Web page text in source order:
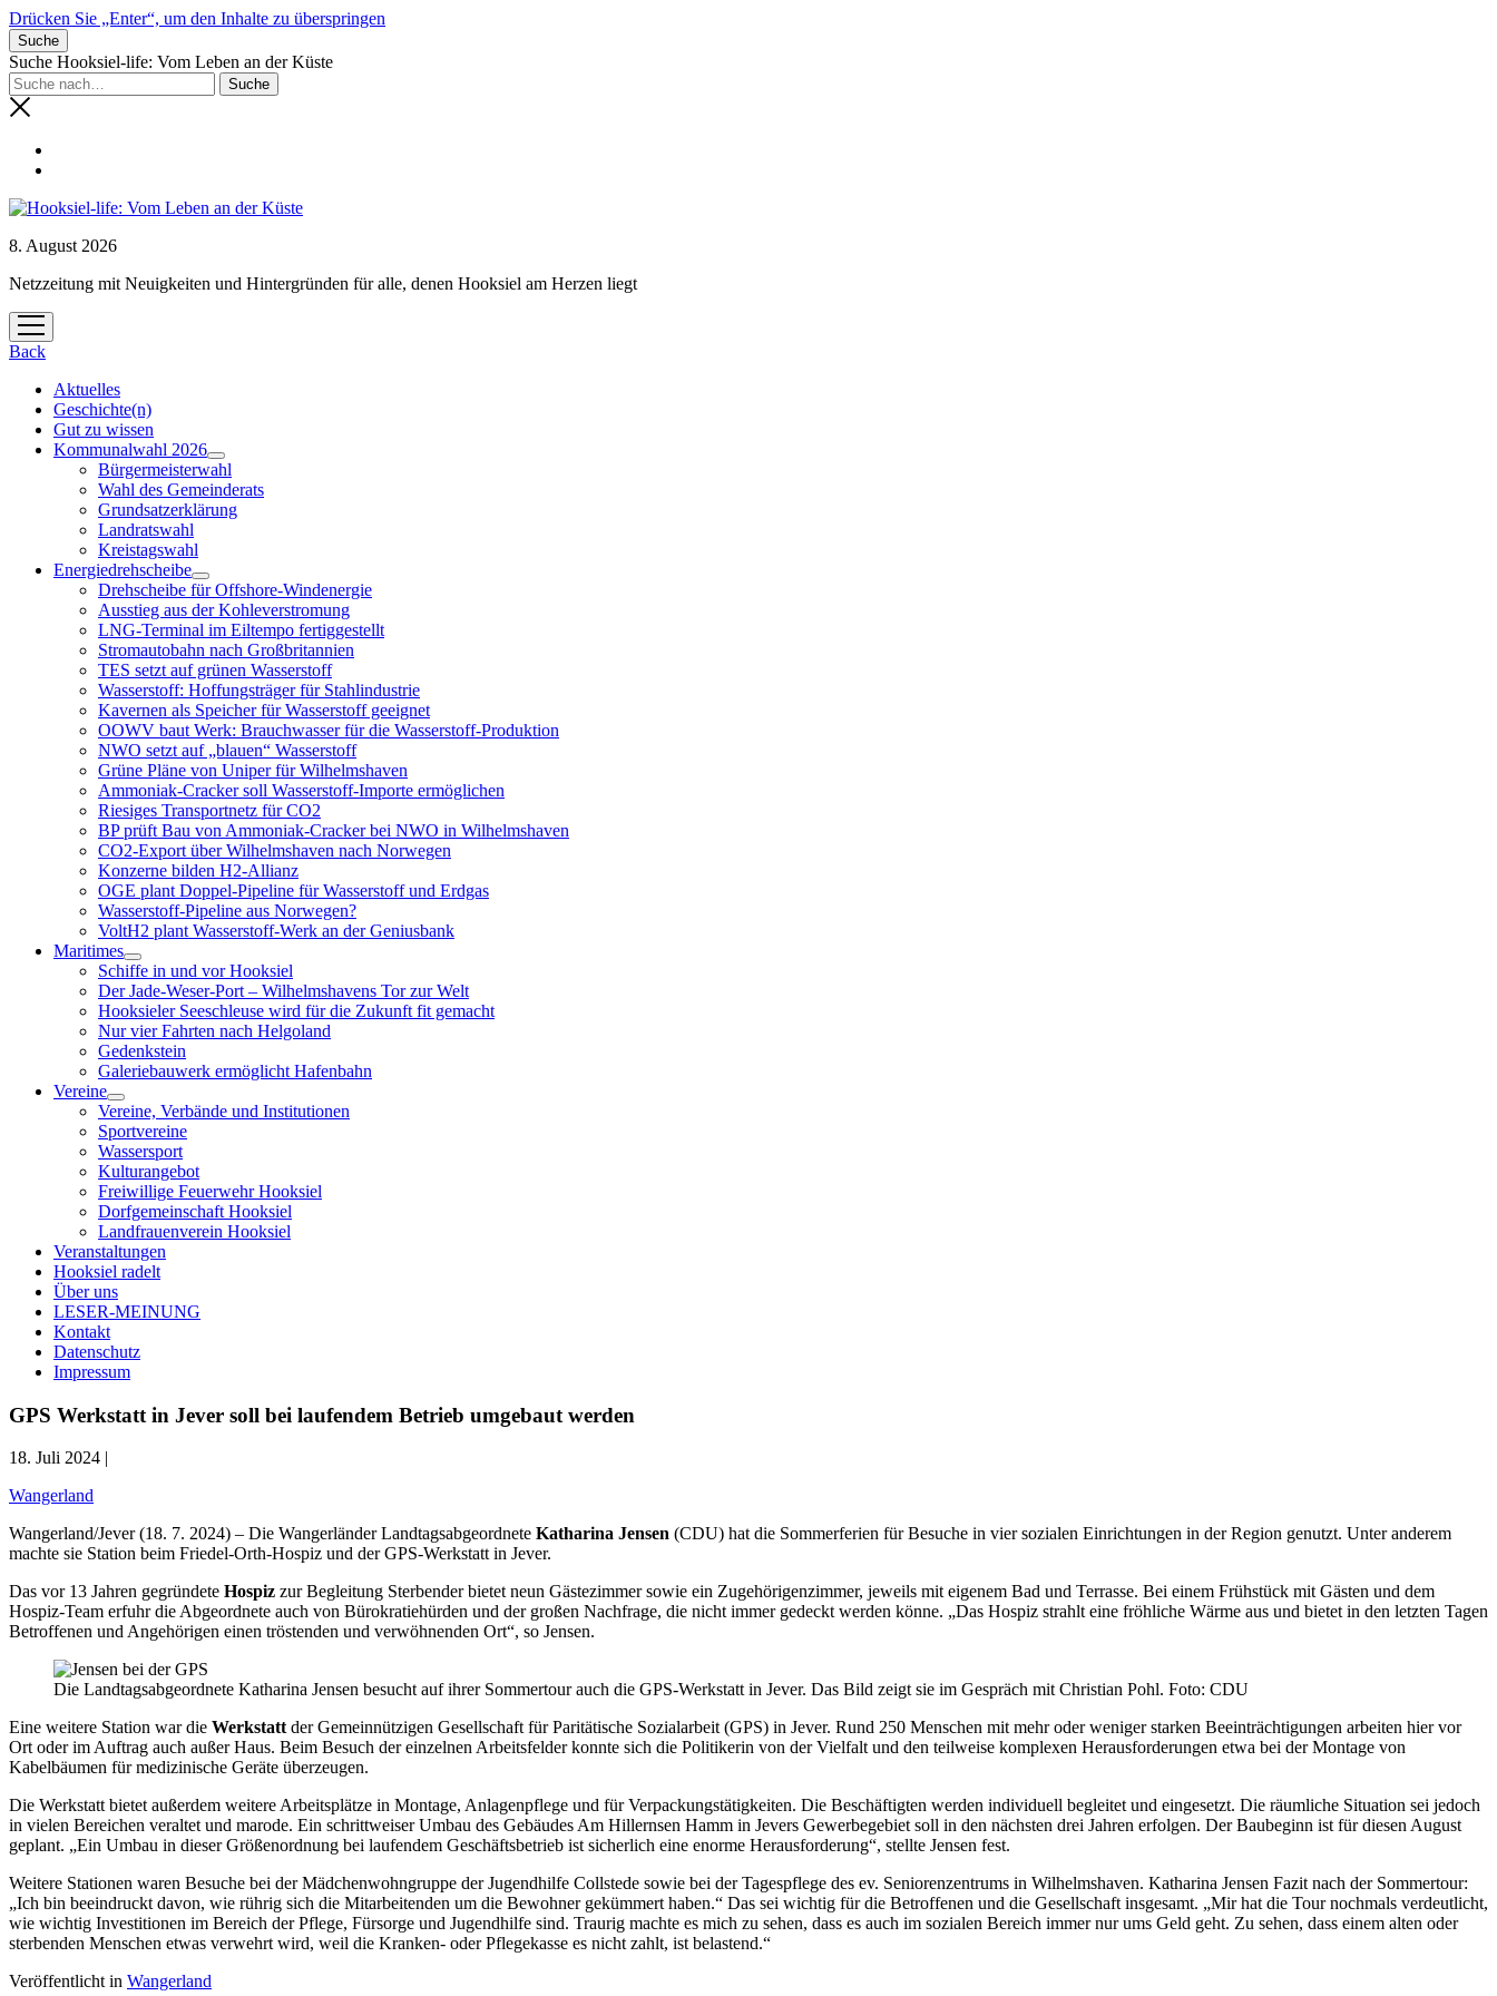
Drücken Sie „Enter“, um den Inhalte zu überspringen
Suche
Suche Hooksiel-life: Vom Leben an der Küste
8. August 2026
Netzzeitung mit Neuigkeiten und Hintergründen für alle, denen Hooksiel am Herzen liegt
Menü
öffnen
Back
Aktuelles
Geschichte(n)
Gut zu wissen
Kommunalwahl 2026
Menü
öffnen
Bürgermeisterwahl
Wahl des Gemeinderats
Grundsatzerklärung
Landratswahl
Kreistagswahl
Energiedrehscheibe
Menü
öffnen
Drehscheibe für Offshore-Windenergie
Ausstieg aus der Kohleverstromung
LNG-Terminal im Eiltempo fertiggestellt
Stromautobahn nach Großbritannien
TES setzt auf grünen Wasserstoff
Wasserstoff: Hoffungsträger für Stahlindustrie
Kavernen als Speicher für Wasserstoff geeignet
OOWV baut Werk: Brauchwasser für die Wasserstoff-Produktion
NWO setzt auf „blauen“ Wasserstoff
Grüne Pläne von Uniper für Wilhelmshaven
Ammoniak-Cracker soll Wasserstoff-Importe ermöglichen
Riesiges Transportnetz für CO2
BP prüft Bau von Ammoniak-Cracker bei NWO in Wilhelmshaven
CO2-Export über Wilhelmshaven nach Norwegen
Konzerne bilden H2-Allianz
OGE plant Doppel-Pipeline für Wasserstoff und Erdgas
Wasserstoff-Pipeline aus Norwegen?
VoltH2 plant Wasserstoff-Werk an der Geniusbank
Maritimes
Menü
öffnen
Schiffe in und vor Hooksiel
Der Jade-Weser-Port – Wilhelmshavens Tor zur Welt
Hooksieler Seeschleuse wird für die Zukunft fit gemacht
Nur vier Fahrten nach Helgoland
Gedenkstein
Galeriebauwerk ermöglicht Hafenbahn
Vereine
Menü
öffnen
Vereine, Verbände und Institutionen
Sportvereine
Wassersport
Kulturangebot
Freiwillige Feuerwehr Hooksiel
Dorfgemeinschaft Hooksiel
Landfrauenverein Hooksiel
Veranstaltungen
Hooksiel radelt
Über uns
LESER-MEINUNG
Kontakt
Datenschutz
Impressum
GPS Werkstatt in Jever soll bei laufendem Betrieb umgebaut werden
18. Juli 2024 |
Wangerland
Wangerland/Jever (18. 7. 2024) – Die Wangerländer Landtagsabgeordnete Katharina Jensen (CDU) hat die Sommerferien für Besuche in vier sozialen Einrichtungen in der Region genutzt. Unter anderem
machte sie Station beim Friedel-Orth-Hospiz und der GPS-Werkstatt in Jever.
Das vor 13 Jahren gegründete Hospiz zur Begleitung Sterbender bietet neun Gästezimmer sowie ein Zugehörigenzimmer, jeweils mit eigenem Bad und Terrasse. Bei einem Frühstück mit Gästen und dem
Hospiz-Team erfuhr die Abgeordnete auch von Bürokratiehürden und der großen Nachfrage, die nicht immer gedeckt werden könne. „Das Hospiz strahlt eine fröhliche Wärme aus und bietet in den letzten Tagen
Betroffenen und Angehörigen einen tröstenden und verwöhnenden Ort“, so Jensen.
Die Landtagsabgeordnete Katharina Jensen besucht auf ihrer Sommertour auch die GPS-Werkstatt in Jever. Das Bild zeigt sie im Gespräch mit Christian Pohl. Foto: CDU
Eine weitere Station war die Werkstattder Gemeinnützigen Gesellschaft für Paritätische Sozialarbeit (GPS) in Jever. Rund 250 Menschen mit mehr oder weniger starken Beeinträchtigungen arbeiten hier vor
Ort oder im Auftrag auch außer Haus. Beim Besuch der einzelnen Arbeitsfelder konnte sich die Politikerin von der Vielfalt und den teilweise komplexen Herausforderungen etwa bei der Montage von
Kabelbäumen für medizinische Geräte überzeugen.
Die Werkstatt bietet außerdem weitere Arbeitsplätze in Montage, Anlagenpflege und für Verpackungstätigkeiten. Die Beschäftigten werden individuell begleitet und eingesetzt. Die räumliche Situation sei jedoch
in vielen Bereichen veraltet und marode. Ein schrittweiser Umbau des Gebäudes Am Hillernsen Hamm in Jevers Gewerbegebiet soll in den nächsten drei Jahren erfolgen. Der Baubeginn ist für diesen August
geplant. „Ein Umbau in dieser Größenordnung bei laufendem Geschäftsbetrieb ist sicherlich eine enorme Herausforderung“, stellte Jensen fest.
Weitere Stationen waren Besuche bei der Mädchenwohngruppe der Jugendhilfe Collstede sowie bei der Tagespflege des ev. Seniorenzentrums in Wilhelmshaven. Katharina Jensen Fazit nach der Sommertour:
„Ich bin beeindruckt davon, wie rührig sich die Mitarbeitenden um die Bewohner gekümmert haben.“ Das sei wichtig für die Betroffenen und die Gesellschaft insgesamt. „Mir hat die Tour nochmals verdeutlicht,
wie wichtig Investitionen im Bereich der Pflege, Fürsorge und Jugendhilfe sind. Traurig machte es mich zu sehen, dass es auch im sozialen Bereich immer nur ums Geld geht. Zu sehen, dass einem alten oder
sterbenden Menschen etwas verwehrt wird, weil die Kranken- oder Pflegekasse es nicht zahlt, ist belastend.“
Veröffentlicht in Wangerland